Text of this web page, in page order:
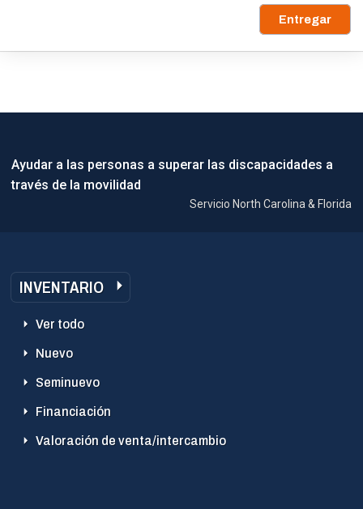
Entregar
Ayudar a las personas a superar las discapacidades a
través de la movilidad
Servicio North Carolina & Florida
INVENTARIO
Ver todo
Nuevo
Seminuevo
Financiación
Valoración de venta/intercambio